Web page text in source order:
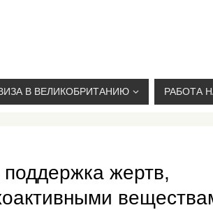
КУРСКАЯ, +7(926)734-03-33,
В ВЕЛИКОБРИТАНИЮ РАБОТА
жертв,